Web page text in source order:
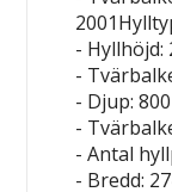
- Hyllhöjd:
-
- Djup:
-
- Antal
- Bredd: